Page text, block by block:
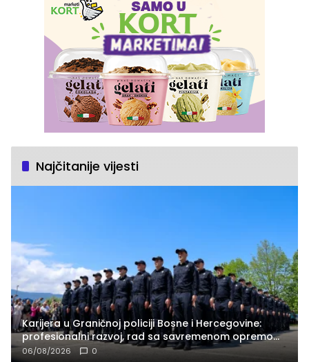
Najčitanije vijesti
Karijera u Graničnoj policiji Bosne i Hercegovine:
profesionalni razvoj, rad sa savremenom opremom
i služba građanima
06/08/2026 0